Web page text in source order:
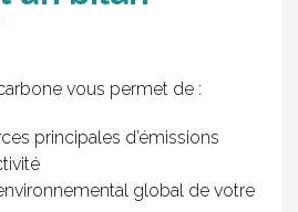
vous permet de :
principales d’émissions
global de votre